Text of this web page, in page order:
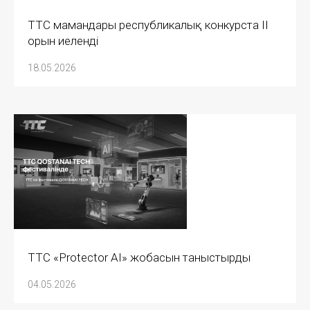
ТТС мамандары республикалық конкурста II
орын иеленді
18.05.2026
ТТС «Protector AI» жобасын таныстырды
04.05.2026